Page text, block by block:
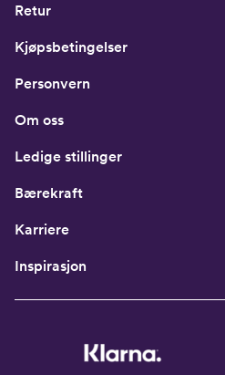
Retur
Kjøpsbetingelser
Personvern
Om oss
Ledige stillinger
Bærekraft
Karriere
Inspirasjon